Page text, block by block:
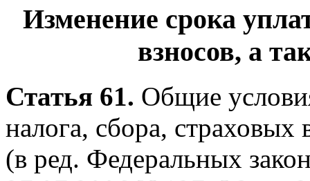
Изменение срока
взносов, а
Статья 61. Общие
налога, сбора,
(в ред. Федеральных